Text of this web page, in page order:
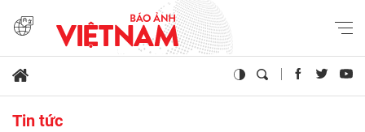
Tin tức